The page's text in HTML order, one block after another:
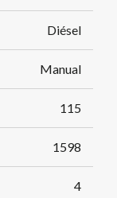
Diésel
Manual
115
1598
4